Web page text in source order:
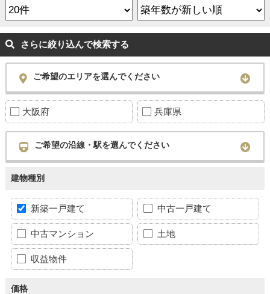
さらに絞り込んで検索する
ご希望のエリアを選んでください
大阪府 兵庫県
ご希望の沿線・駅を選んでください
建物種別
新築一戸建て 中古一戸建て
中古マンション 土地
収益物件
価格